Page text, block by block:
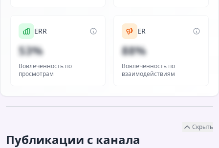
ERR
53%
Вовлеченность по
просмотрам
ER
88%
Вовлеченность по
взаимодействиям
Скрыть
Публикации с канала